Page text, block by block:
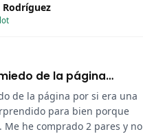
de la página…
de la página por si era una
para bien porque
he comprado 2 pares y no